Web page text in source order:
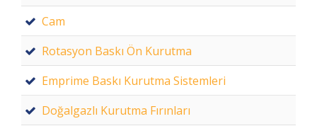
Cam
Rotasyon Baskı Ön Kurutma
Emprime Baskı Kurutma Sistemleri
Doğalgazlı Kurutma Fırınları